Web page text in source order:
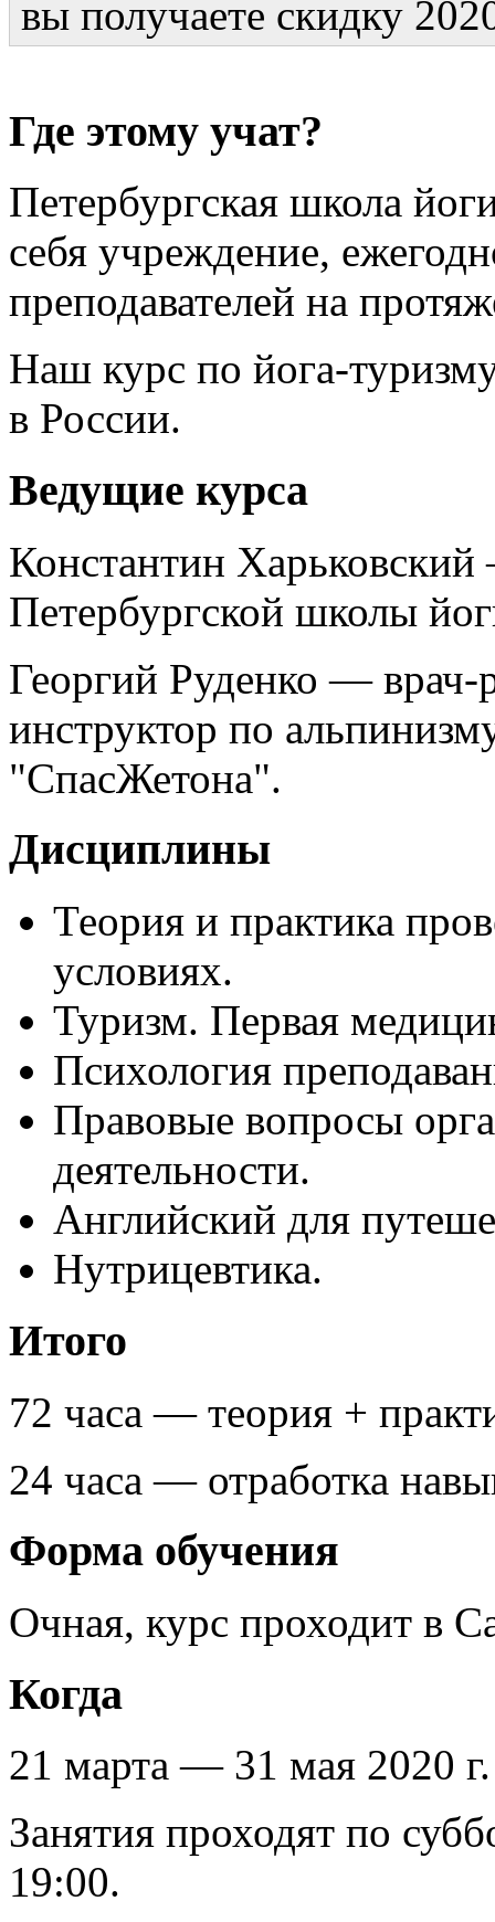
вы получаете скидку
Где этому учат?
Петербургская школа
себя учреждение,
преподавателей на
Наш курс по йога-
в России.
Ведущие курса
Константин
Петербургской школы
Георгий Руденко — врач-
инструктор по
"СпасЖетона".
Дисциплины
Теория и практика
условиях.
Туризм. Первая
Психология
Правовые вопросы
деятельности.
Английский для
Нутрицевтика.
Итого
72 часа — теория +
24 часа — отработка
Форма обучения
Очная, курс проходит в
Когда
21 марта — 31 мая 2020 г.
Занятия проходят по
19:00.